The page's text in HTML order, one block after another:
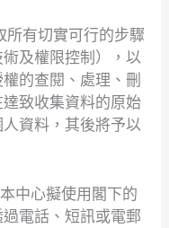
所有切實可行的步驟
及權限控制），以
的查閱、處理、刪
致收集資料的原始
資料，其後將予以
本中心擬使用閣下的
電話、短訊或電郵